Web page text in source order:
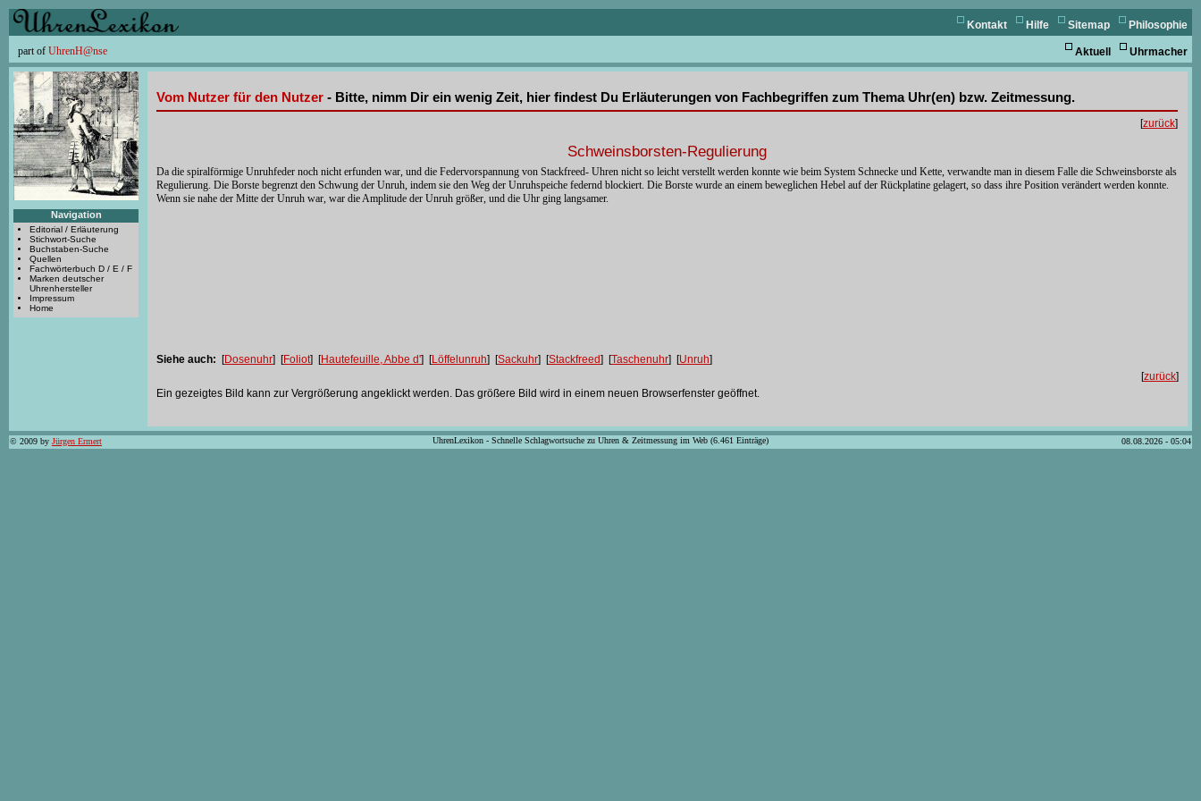
Philosophie
Sitemap
Hilfe
Kontakt
part of UhrenH@nse Uhrmacher
Aktuell
Navigation
Editorial / Erläuterung
Stichwort-Suche
Buchstaben-Suche
Quellen
Fachwörterbuch D / E / F
Marken deutscher
Uhrenhersteller
Impressum
Home
Vom Nutzer für den Nutzer - Bitte, nimm Dir ein wenig Zeit, hier findest Du Erläuterungen von Fachbegriffen zum Thema Uhr(en) bzw. Zeitmessung.
[zurück]
Schweinsborsten-Regulierung
Da die spiralförmige Unruhfeder noch nicht erfunden war, und die Federvorspannung von Stackfreed- Uhren nicht so leicht verstellt werden konnte wie beim System Schnecke und Kette, verwandte man in diesem Falle die Schweinsborste als
Regulierung. Die Borste begrenzt den Schwung der Unruh, indem sie den Weg der Unruhspeiche federnd blockiert. Die Borste wurde an einem beweglichen Hebel auf der Rückplatine gelagert, so dass ihre Position verändert werden konnte.
Wenn sie nahe der Mitte der Unruh war, war die Amplitude der Unruh größer, und die Uhr ging langsamer.
Siehe auch: [Dosenuhr] [Foliot] [Hautefeuille, Abbe d'] [Löffelunruh] [Sackuhr] [Stackfreed] [Taschenuhr] [Unruh]
[zurück]
Ein gezeigtes Bild kann zur Vergrößerung angeklickt werden. Das größere Bild wird in einem neuen Browserfenster geöffnet.
© 2009 by Jürgen Ermert 08.08.2026 - 05:04
UhrenLexikon - Schnelle Schlagwortsuche zu Uhren & Zeitmessung im Web (6.461 Einträge)